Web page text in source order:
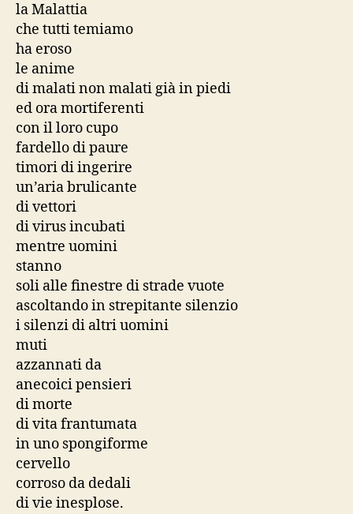
la Malattia
che tutti temiamo
ha eroso
le anime
di malati non malati già in piedi
ed ora mortiferenti
con il loro cupo
fardello di paure
timori di ingerire
un’aria brulicante
di vettori
di virus incubati
mentre uomini
stanno
soli alle finestre di strade vuote
ascoltando in strepitante silenzio
i silenzi di altri uomini
muti
azzannati da
anecoici pensieri
di morte
di vita frantumata
in uno spongiforme
cervello
corroso da dedali
di vie inesplose.